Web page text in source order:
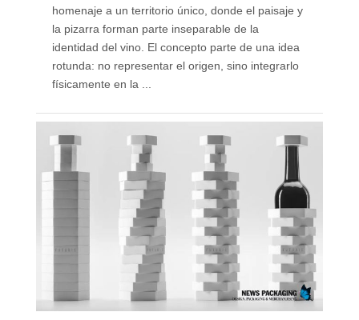
homenaje a un territorio único, donde el paisaje y
la pizarra forman parte inseparable de la
identidad del vino. El concepto parte de una idea
rotunda: no representar el origen, sino integrarlo
físicamente en la ...